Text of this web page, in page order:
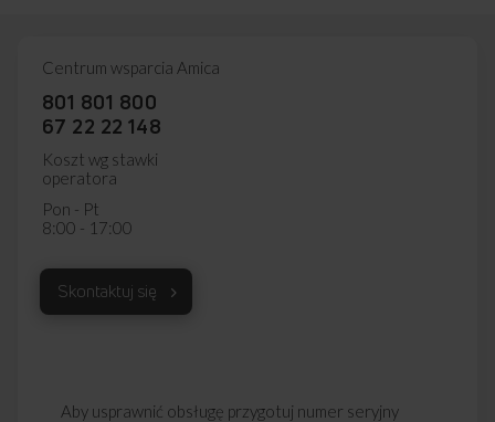
Centrum wsparcia Amica
801 801 800
67 22 22 148
Koszt wg stawki
operatora
Pon - Pt
8:00 - 17:00
Skontaktuj się
Aby usprawnić obsługę przygotuj numer seryjny